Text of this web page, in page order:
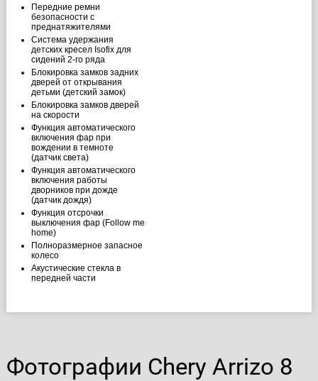
Передние ремни
безопасности с
преднатяжителями
Система удержания
детских кресел Isofix для
сидений 2-го ряда
Блокировка замков задних
дверей от открывания
детьми (детский замок)
Блокировка замков дверей
на скорости
Функция автоматического
включения фар при
вождении в темноте
(датчик света)
Функция автоматического
включения работы
дворников при дожде
(датчик дождя)
Функция отсрочки
выключения фар (Follow me
home)
Полноразмерное запасное
колесо
Акустические стекла в
передней части
Фотографии Chery Arrizo 8